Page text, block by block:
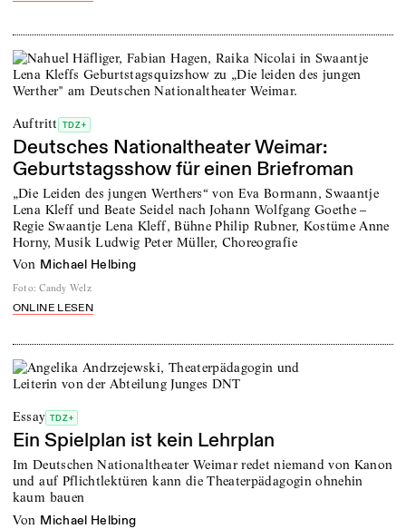
Auftritt TDZ+
Deutsches Nationaltheater Weimar:
Geburtstagsshow für einen Briefroman
„Die Leiden des jungen Werthers“ von Eva Bormann, Swaantje
Lena Kleff und Beate Seidel nach Johann Wolfgang Goethe –
Regie Swaantje Lena Kleff, Bühne Philip Rubner, Kostüme Anne
Horny, Musik Ludwig Peter Müller, Choreografie
von Michael Helbing
Foto: Candy Welz
ONLINE LESEN
Essay TDZ+
Ein Spielplan ist kein Lehrplan
Im Deutschen Nationaltheater Weimar redet niemand von Kanon
und auf Pflichtlektüren kann die Theaterpädagogin ohnehin
kaum bauen
von Michael Helbing